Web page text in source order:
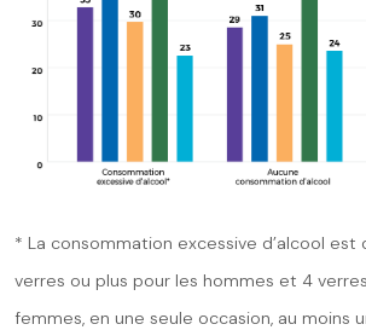
* La consommation excessive d’alcool
verres ou plus pour les hommes et 4
femmes, en une seule occasion, au moins